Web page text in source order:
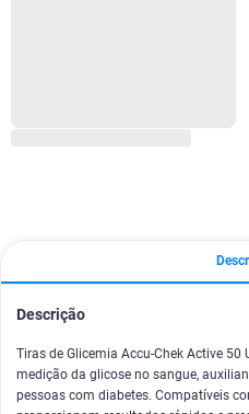
Descrição
Tiras de Glicemia Accu-Chek Active
medição da glicose no sangue,
pessoas com diabetes. Compatíveis